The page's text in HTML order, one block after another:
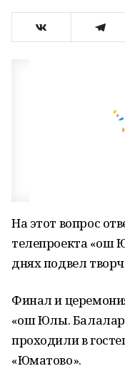
На этот вопрос
телепроекта
днях подвел
Финал и
«Ҡош Юлы.
проходили в
«Юматово».